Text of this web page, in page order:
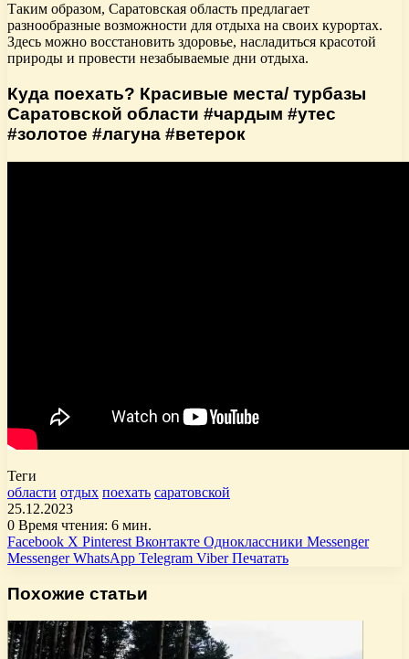
Таким образом, Саратовская область предлагает
разнообразные возможности для отдыха на своих курортах.
Здесь можно восстановить здоровье, насладиться красотой
природы и провести незабываемые дни отдыха.
Куда поехать? Красивые места/ турбазы
Саратовской области #чардым #утес
#золотое #лагуна #ветерок
Теги
области отдых поехать саратовской
25.12.2023
0 Время чтения: 6 мин.
Facebook X Pinterest Вконтакте Одноклассники Messenger
Messenger WhatsApp Telegram Viber Печатать
Похожие статьи